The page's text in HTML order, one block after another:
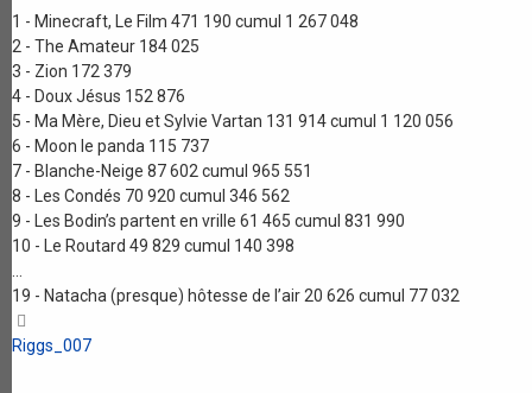
1 - Minecraft, Le Film 471 190 cumul 1 267 048
2 - The Amateur 184 025
3 - Zion 172 379
4 - Doux Jésus 152 876
5 - Ma Mère, Dieu et Sylvie Vartan 131 914 cumul 1 120 056
6 - Moon le panda 115 737
7 - Blanche-Neige 87 602 cumul 965 551
8 - Les Condés 70 920 cumul 346 562
9 - Les Bodin’s partent en vrille 61 465 cumul 831 990
10 - Le Routard 49 829 cumul 140 398
19 - Natacha (presque) hôtesse de l’air 20 626 cumul 77 032
Riggs_007